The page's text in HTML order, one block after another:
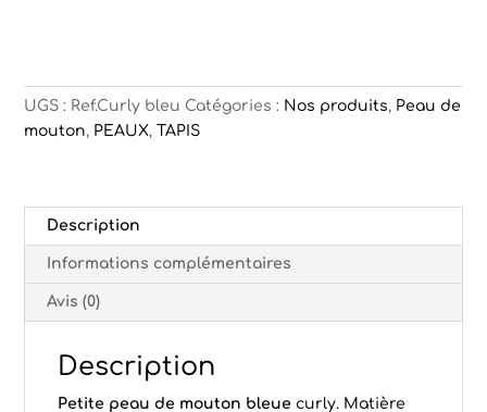
UGS : Ref.Curly bleu Catégories : Nos produits, Peau de
mouton, PEAUX,TAPIS
Description
Informations complémentaires
Avis (0)
Description
Petite peau de mouton bleuecurly. Matière